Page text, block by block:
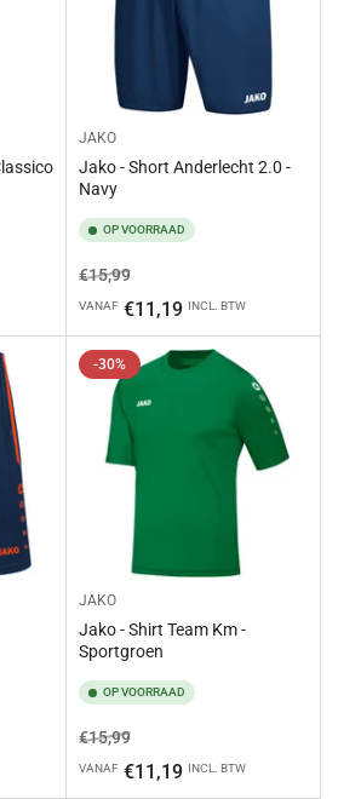
JAKO
Jako - Short Anderlecht 2.0 -
Navy
OP VOORRAAD
Normale
prijs
€15,99Aanbiedingsprijs
VANAF €11,19 INCL. BTW
-30%
JAKO
Jako - Shirt Team Km -
Sportgroen
OP VOORRAAD
Normale
prijs
€15,99Aanbiedingsprijs
VANAF €11,19 INCL. BTW